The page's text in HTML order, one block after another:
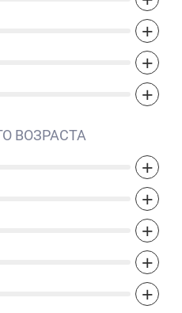
+
+
+
ВОЗРАСТА
+
+
+
+
+